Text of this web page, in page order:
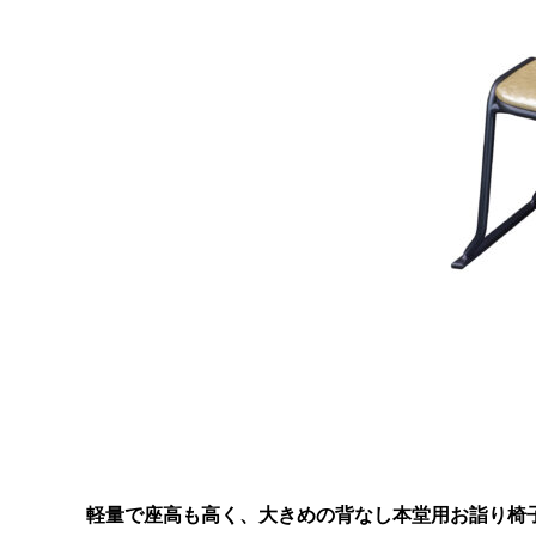
軽量で座高も高く、大きめの背なし本堂用お詣り椅